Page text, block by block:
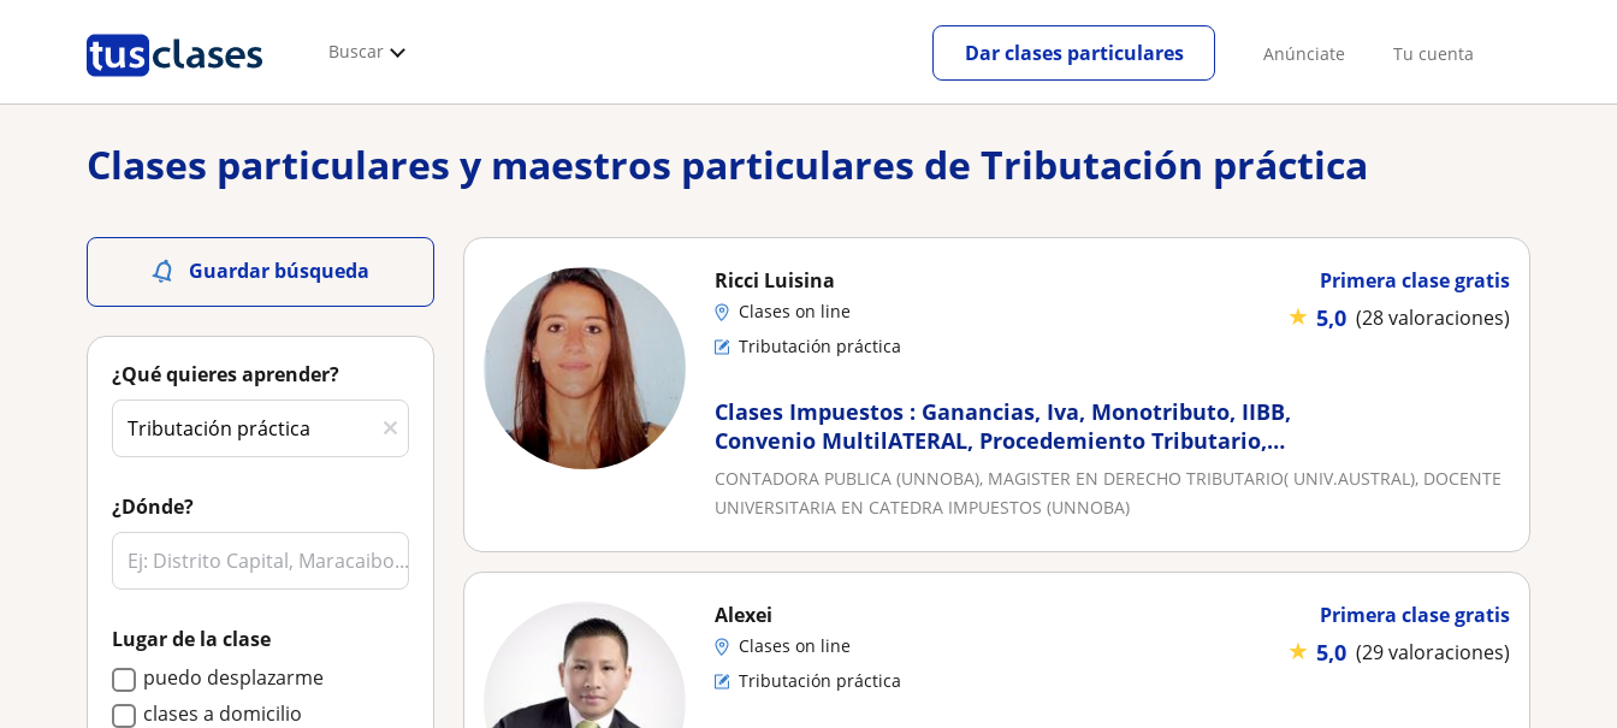
Buscar Anúnciate Tu cuenta
Dar clases particulares
Clases particulares y maestros particulares de Tributación práctica
Guardar búsqueda
¿Qué quieres aprender?
¿Dónde?
Lugar de la clase
puedo desplazarme
clases a domicilio
Primera clase gratis
★ 5,0 (28 valoraciones)
Ricci Luisina
Clases on line
Tributación práctica
Clases Impuestos : Ganancias, Iva, Monotributo, IIBB,
Convenio MultilATERAL, Procedemiento Tributario,
Penal Tributario
CONTADORA PUBLICA (UNNOBA), MAGISTER EN DERECHO TRIBUTARIO( UNIV.AUSTRAL), DOCENTE
UNIVERSITARIA EN CATEDRA IMPUESTOS (UNNOBA)
Primera clase gratis
★ 5,0 (29 valoraciones)
Alexei
Clases on line
Tributación práctica